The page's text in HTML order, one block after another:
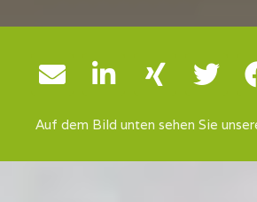
Auf dem Bild unten sehen Sie